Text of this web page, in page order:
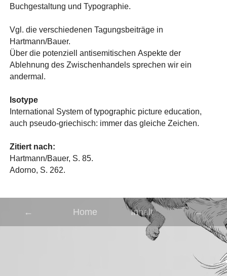
Buchgestaltung und Typographie.
Vgl. die verschiedenen Tagungsbeiträge in
Hartmann/Bauer.
Über die potenziell antisemitischen Aspekte der
Ablehnung des Zwischenhandels sprechen wir ein
andermal.
Isotype
International System of typographic picture education,
auch pseudo-griechisch: immer das gleiche Zeichen.
Zitiert nach:
Hartmann/Bauer, S. 85.
Adorno, S. 262.
← Home Inhalt →